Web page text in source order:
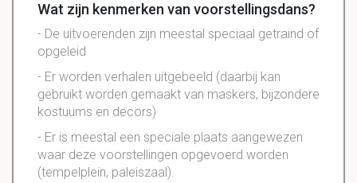
Wat zijn kenmerken van voorstellingsdans?
- De uitvoerenden zijn meestal speciaal getraind of
opgeleid
- Er worden verhalen uitgebeeld (daarbij kan
gebruikt worden gemaakt van maskers, bijzondere
kostuums en decors)
- Er is meestal een speciale plaats aangewezen
waar deze voorstellingen opgevoerd worden
(tempelplein, paleiszaal).